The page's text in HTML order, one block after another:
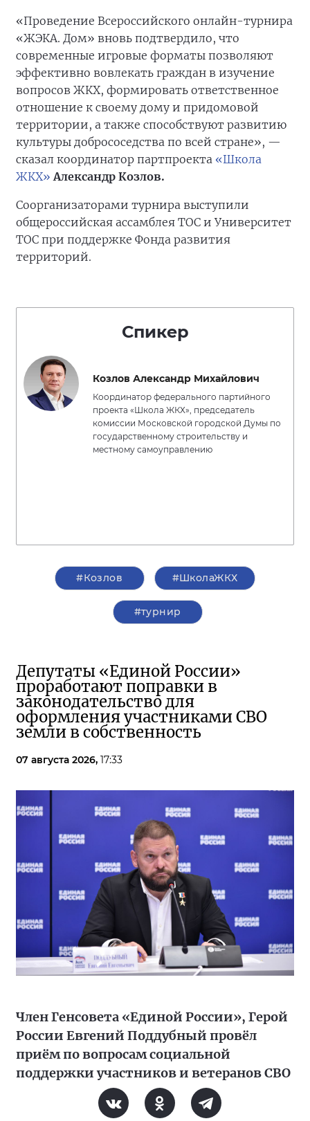
«Проведение Всероссийского онлайн-турнира
«ЖЭКА. Дом» вновь подтвердило, что
современные игровые форматы позволяют
эффективно вовлекать граждан в изучение
вопросов ЖКХ, формировать ответственное
отношение к своему дому и придомовой
территории, а также способствуют развитию
культуры добрососедства по всей стране», —
сказал координатор партпроекта «Школа
ЖКХ» Александр Козлов.
Соорганизаторами турнира выступили
общероссийская ассамблея ТОС и Университет
ТОС при поддержке Фонда развития
территорий.
Спикер
Козлов Александр Михайлович
Координатор федерального партийного
проекта «Школа ЖКХ», председатель
комиссии Московской городской Думы по
государственному строительству и
местному самоуправлению
#Козлов #ШколаЖКХ
#турнир
Депутаты «Единой России»
проработают поправки в
законодательство для
оформления участниками СВО
земли в собственность
07 августа 2026, 17:33
Член Генсовета «Единой России», Герой
России Евгений Поддубный провёл
приём по вопросам социальной
поддержки участников и ветеранов СВО